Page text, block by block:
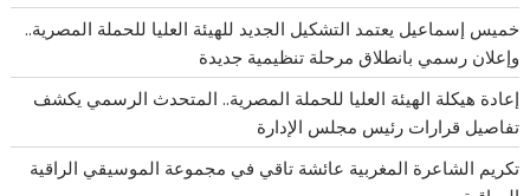
خميس إسماعيل يعتمد التشكيل الجديد للهيئة العليا للحملة المصرية..
وإعلان رسمي بانطلاق مرحلة تنظيمية جديدة
إعادة هيكلة الهيئة العليا للحملة المصرية.. المتحدث الرسمي يكشف
تفاصيل قرارات رئيس مجلس الإدارة
تكريم الشاعرة المغربية عائشة تاقي في مجموعة الموسيقي الراقية